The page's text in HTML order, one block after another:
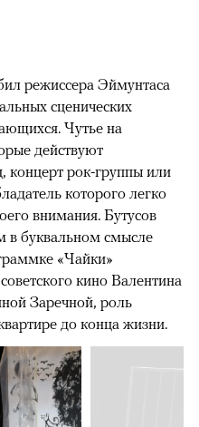
режиссера Эймунтаса
сценических
Чутье на
действуют
концерт рок-группы или
которого легко
внимания. Бутусов
в буквальном смысле
«Чайки»
кино Валентина
Заречной, роль
до конца жизни.